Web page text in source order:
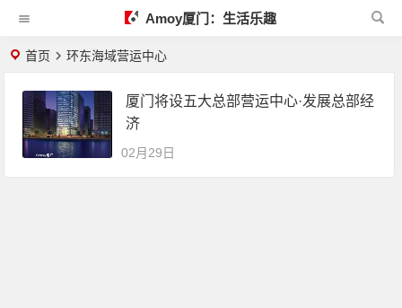
Amoy厦门：生活乐趣
首页 环东海域营运中心
厦门将设五大总部营运中心·发展总部经
济
02月29日